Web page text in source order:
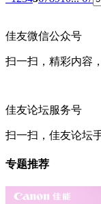
佳友微信公众号
扫一扫，精彩内容
佳友论坛服务号
扫一扫，佳友论坛
专题推荐